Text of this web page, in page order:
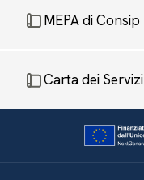
MEPA di Consip
Carta dei Servizi